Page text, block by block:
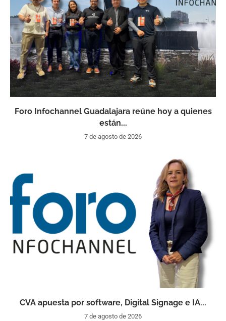
Foro Infochannel Guadalajara reúne hoy a quienes
están...
7 de agosto de 2026
CVA apuesta por software, Digital Signage e IA...
7 de agosto de 2026